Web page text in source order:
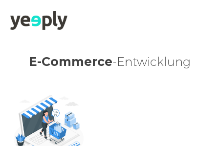
E-Commerce-Entwicklung